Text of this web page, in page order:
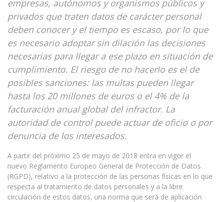
empresas, autónomos y organismos públicos y
privados que traten datos de carácter personal
deben conocer y el tiempo es escaso, por lo que
es necesario adoptar sin dilación las decisiones
necesarias para llegar a ese plazo en situación de
cumplimiento. El riesgo de no hacerlo es el de
posibles sanciones: las multas pueden llegar
hasta los 20 millones de euros o el 4% de la
facturación anual global del infractor. La
autoridad de control puede actuar de oficio o por
denuncia de los interesados.
A partir del próximo 25 de mayo de 2018 entra en vigor el
nuevo Reglamento Europeo General de Protección de Datos
(RGPD), relativo a la protección de las personas físicas en lo que
respecta al tratamiento de datos personales y a la libre
circulación de estos datos, una norma que será de aplicación